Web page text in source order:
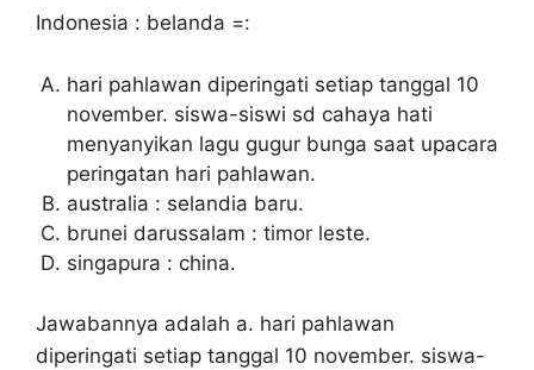
Indonesia : belanda =:
hari pahlawan diperingati setiap tanggal 10
november. siswa-siswi sd cahaya hati
menyanyikan lagu gugur bunga saat upacara
peringatan hari pahlawan.
australia : selandia baru.
brunei darussalam : timor leste.
singapura : china.
Jawabannya adalah a. hari pahlawan
diperingati setiap tanggal 10 november. siswa-